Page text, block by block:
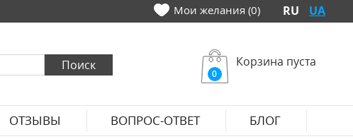
Мои желания (0) RU UA
0
Корзина пуста
ОТЗЫВЫ ВОПРОС-ОТВЕТ БЛОГ